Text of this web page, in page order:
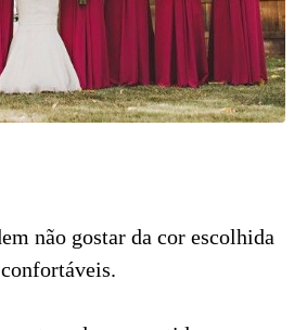
não gostar da cor escolhida